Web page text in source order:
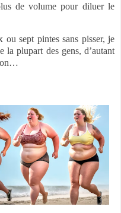
de volume pour diluer le
sept pintes sans pisser, je
la plupart des gens, d’autant